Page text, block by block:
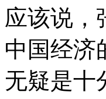
应该说，
中国经济
无疑是十